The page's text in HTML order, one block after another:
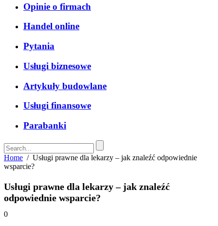
Opinie o firmach
Handel online
Pytania
Usługi biznesowe
Artykuły budowlane
Usługi finansowe
Parabanki
Home / Usługi prawne dla lekarzy – jak znaleźć odpowiednie
wsparcie?
Usługi prawne dla lekarzy – jak znaleźć
odpowiednie wsparcie?
0